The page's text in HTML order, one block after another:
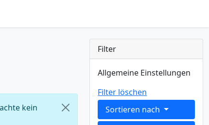
kein
Filter
Allgemeine Einstellungen
Filter löschen
Sortieren nach